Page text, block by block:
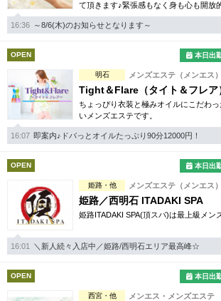
閉じる
て頂きます♪緊張感もなく身も心も開放
二のミセス専門店となります。
16:36 ～8/6(木)のお知らせとなります～
OPEN 本日出
明石 メンズエステ（メンエス）
Tight＆Flare（タイト＆フレア
ちょっぴり衣装と極みオイルにこだわ
いメンズエステです。
16:07 即案内♪ドバっとオイルたっぷり90分12000円！
OPEN 本日出
姫路・他 メンズエステ（メンエス）
姫路／西明石 ITADAKI SPA
姫路ITADAKI SPA(頂スパ)は最上級メン
16:01 ＼新人続々入店中／姫路/西明石エリア最高峰☆
OPEN 本日出
西宮・他 メンエス・メンズエステ